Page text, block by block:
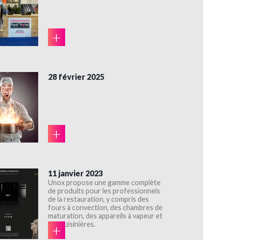
+
28 février 2025
+
11 janvier 2023
Unox propose une gamme complète
de produits pour les professionnels
de la restauration, y compris des
fours à convection, des chambres de
maturation, des appareils à vapeur et
des cuisinières.
+